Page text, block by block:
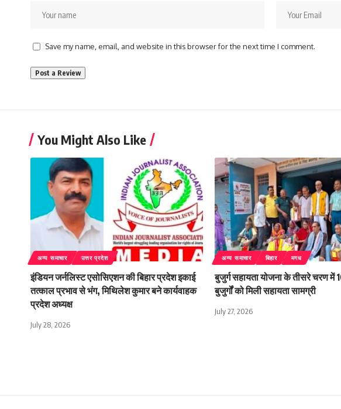
Save my name, email, and website in this browser for the next time I comment.
You Might Also Like
अन्य समाचार उत्तर प्रदेश
इंडियन जर्नलिस्ट एसोसिएशन की बिहार प्रदेश इकाई
तत्काल प्रभाव से भंग, मिथिलेश कुमार बने कार्यवाहक
प्रदेश अध्यक्ष
July 28, 2026
अन्य समाचार बिहार मगध
बुजुर्ग सहायता योजना के तीसरे चरण
बुजुर्गों को मिली सहायता सामग्री
July 27, 2026